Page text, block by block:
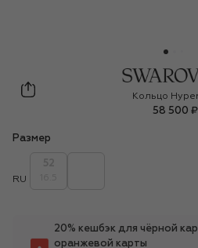
Swarovski
Кольцо
58 500 ₽
Размер
RU
20% кешбэк для чёрной
оранжевой карты